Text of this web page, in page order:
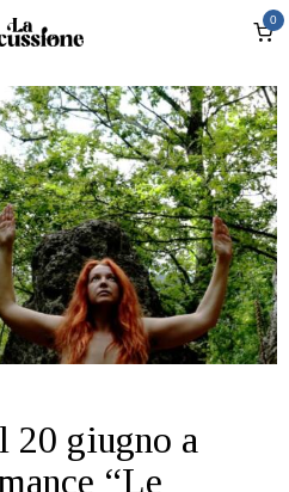
0
giugno a
“Le